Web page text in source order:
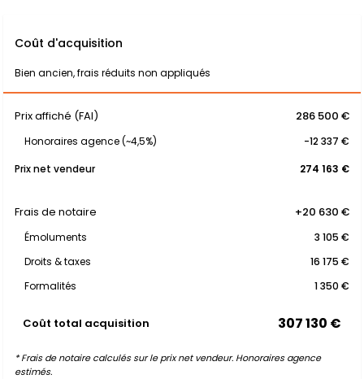
Coût d'acquisition
Bien ancien, frais réduits non appliqués
Prix affiché (FAI) 286 500 €
Honoraires agence (~4,5%)
-12 337 €
Prix net vendeur
274 163 €
Frais de notaire +20 630 €
Émoluments
3 105 €
Droits & taxes
16 175 €
Formalités
1 350 €
Coût total acquisition 307 130 €
* Frais de notaire calculés sur le prix net vendeur. Honoraires agence
estimés.